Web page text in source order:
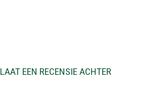
LAAT EEN RECENSIE ACHTER